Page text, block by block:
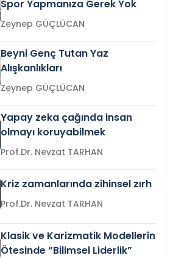
Spor Yapmanıza Gerek Yok
Zeynep GÜÇLÜCAN
Beyni Genç Tutan Yaz
Alışkanlıkları
Zeynep GÜÇLÜCAN
Yapay zeka çağında insan
olmayı koruyabilmek
Prof.Dr. Nevzat TARHAN
Kriz zamanlarında zihinsel zırh
Prof.Dr. Nevzat TARHAN
Klasik ve Karizmatik Modellerin
Ötesinde “Bilimsel Liderlik”